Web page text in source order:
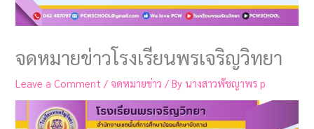
จดหมายข่าวโรงเรียนพรเจริญวิทยา
Leave a Comment / จดหมายข่าว / Byนางสาวพัชญาพร p